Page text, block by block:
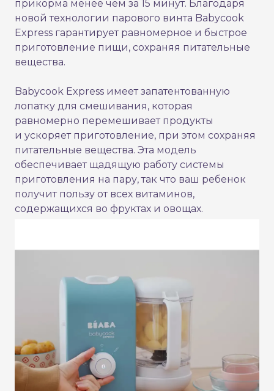
прикорма менее чем за 15 минут. Благодаря
новой технологии парового винта Babycook
Express гарантирует равномерное и быстрое
приготовление пищи, сохраняя питательные
вещества.
Babycook Express имеет запатентованную
лопатку для смешивания, которая
равномерно перемешивает продукты
и ускоряет приготовление, при этом сохраняя
питательные вещества. Эта модель
обеспечивает щадящую работу системы
приготовления на пару, так что ваш ребенок
получит пользу от всех витаминов,
содержащихся во фруктах и овощах.